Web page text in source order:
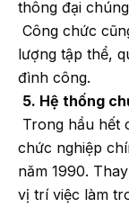
thông đại
Công chức
lượng tập thể,
đình công.
5. Hệ thống
Trong hầu hết
chức nghiệp
năm 1990.
vị trí việc làm